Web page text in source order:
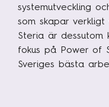
systemutveckling
som skapar
Steria är dessutom
fokus på Power of
Sveriges bästa